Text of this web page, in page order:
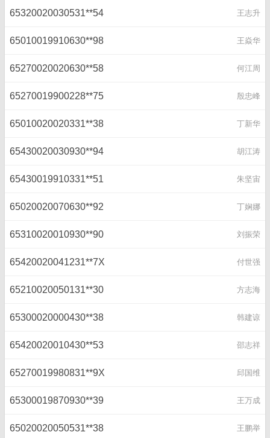
65320020030531**54 王志升
65010019910630**98 王焱华
65270020020630**58 何江周
65270019900228**75 殷忠峰
65010020020331**38 丁新华
65430020030930**94 胡江涛
65430019910331**51 朱坚宙
65020020070630**92 丁娴娜
65310020010930**90 刘振荣
65420020041231**7X 付世强
65210020050131**30 方志海
65300020000430**38 韩建谅
65420020010430**53 邵志祥
65270019980831**9X 邱国维
65300019870930**39 王万成
65020020050531**38 王鹏举